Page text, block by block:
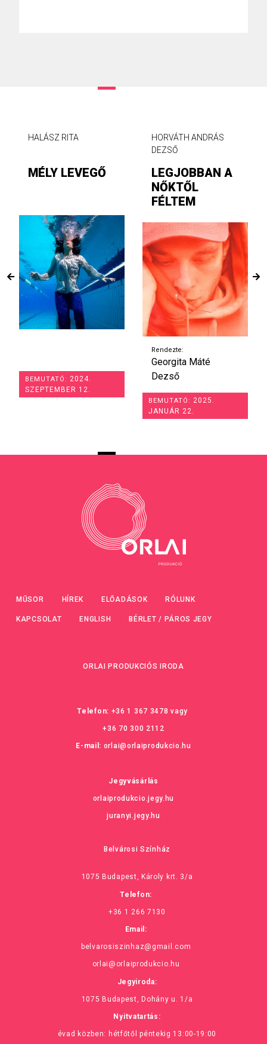
HALÁSZ RITA
MÉLY LEVEGŐ
BEMUTATÓ: 2024.
SZEPTEMBER 12.
HORVÁTH ANDRÁS
DEZSŐ
LEGJOBBAN A
NŐKTŐL
FÉLTEM
Rendezte:
Georgita Máté
Dezső
BEMUTATÓ: 2025.
JANUÁR 22.
MŰSOR HÍREK ELŐADÁSOK RÓLUNK
KAPCSOLAT ENGLISH BÉRLET / PÁROS JEGY
ORLAI PRODUKCIÓS IRODA
Telefon: +36 1 367 3478 vagy
+36 70 300 2112
E-mail: orlai@orlaiprodukcio.hu
Jegyvásárlás
orlaiprodukcio.jegy.hu
juranyi.jegy.hu
Belvárosi Színház
1075 Budapest, Károly krt. 3/a
Telefon:
+36 1 266 7130
Email:
belvarosiszinhaz@gmail.com
orlai@orlaiprodukcio.hu
Jegyiroda:
1075 Budapest, Dohány u. 1/a
Nyitvatartás:
évad közben: hétfőtől péntekig 13:00-19:00